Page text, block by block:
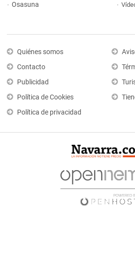
Osasuna
Quiénes somos
Contacto
Publicidad
Política de Cookies
Política de privacidad